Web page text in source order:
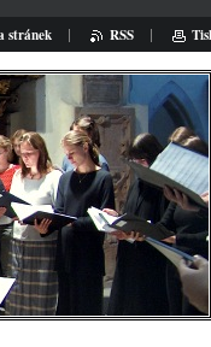
stránek RSS